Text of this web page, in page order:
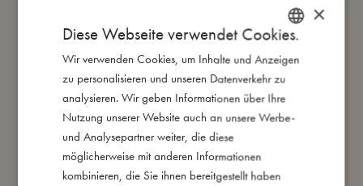
Meine besonderen Merkmale:
- Liebevoll handgefertigt.
- Wird in einer feinen Geschenkverpackung geliefert, die zur
Aufbewahrung von Kleinigkeiten verwendet werden kann.
- Die limitierten goldfarbenen Ballons sind in den Größen 10
cm und 20 cm sowie als Mobile erhältlich.
DANISH
ENGLISH
GERMAN
×
Diese Webseite verwendet Cookies.
Wir verwenden Cookies, um Inhalte und Anzeigen
zu personalisieren und unseren Datenverkehr zu
analysieren. Wir geben Informationen über Ihre
Nutzung unserer Website auch an unsere Werbe-
und Analysepartner weiter, die diese
möglicherweise mit anderen Informationen
kombinieren, die Sie ihnen bereitgestellt haben